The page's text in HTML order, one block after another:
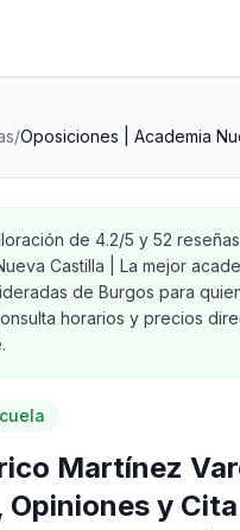
/Oposiciones | Academia
de 4.2/5 y 52
Castilla | La mejor
de Burgos para
horarios y precios
Martínez
Opiniones y